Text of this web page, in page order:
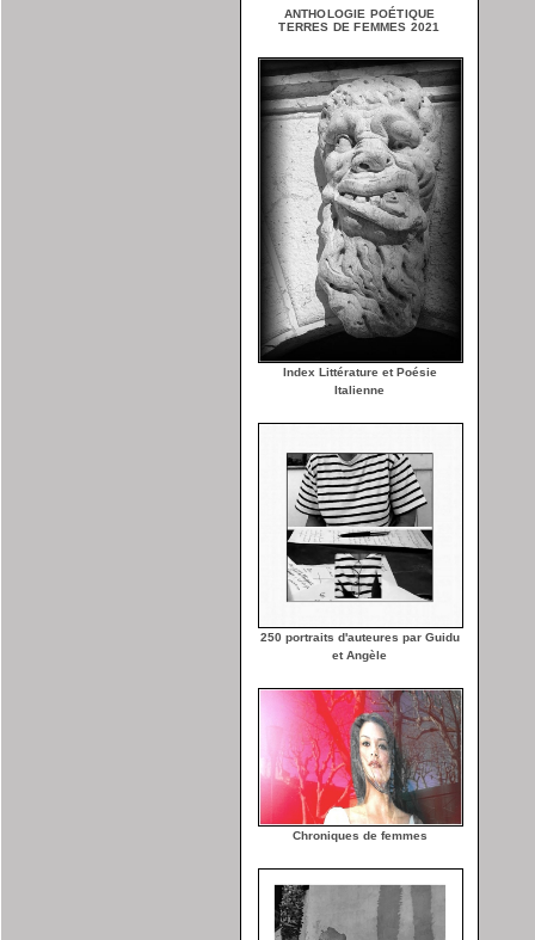
ANTHOLOGIE POÉTIQUE
TERRES DE FEMMES 2021
Index Littérature et Poésie
Italienne
250 portraits d'auteures par Guidu
et Angèle
Chroniques de femmes